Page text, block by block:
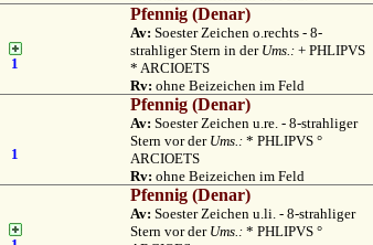
1
Pfennig (Denar)
Av: Soester Zeichen o.rechts - 8-
strahliger Stern in der Ums.: + PHLIPVS
* ARCIOETS
Rv: ohne Beizeichen im Feld
1
Pfennig (Denar)
Av: Soester Zeichen u.re. - 8-strahliger
Stern vor der Ums.: * PHLIPVS °
ARCIOETS
Rv: ohne Beizeichen im Feld
Pfennig (Denar)
Av: Soester Zeichen u.li. - 8-strahliger
Stern vor der Ums.: * PHLIPVS °